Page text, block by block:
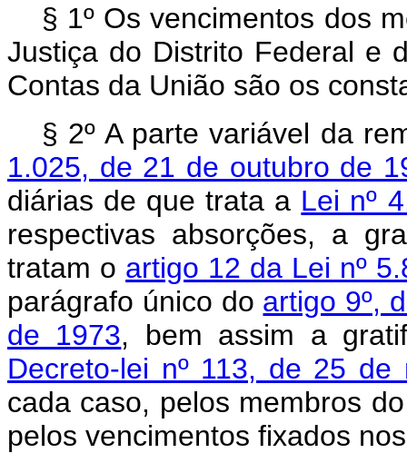
§ 1º Os vencimentos dos
Justiça do Distrito Federal e
Contas da União são os
§ 2º A parte variável da
1.025, de 21 de outubro de
diárias de que trata a Lei nº
respectivas absorções, a
tratam o artigo 12 da Lei nº
parágrafo único do artigo 9º,
de 1973, bem assim a
Decreto-lei nº 113, de 25 de
cada caso, pelos membros
pelos vencimentos fixados